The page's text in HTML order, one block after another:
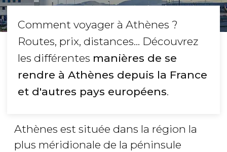
Comment voyager à Athènes ?
Routes, prix, distances... Découvrez
les différentes manières de se
rendre à Athènes depuis la France
et d'autres pays européens.
Athènes est située dans la région la
plus méridionale de la péninsule